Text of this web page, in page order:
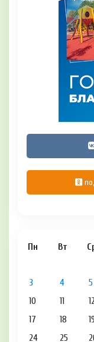
Пн Вт
3
4 5
10
11
17
18
24
25